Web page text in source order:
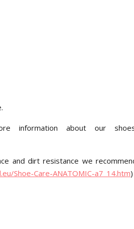
information about our
and dirt resistance we
Shoe-Care-ANATOMIC-a7_14.htm)